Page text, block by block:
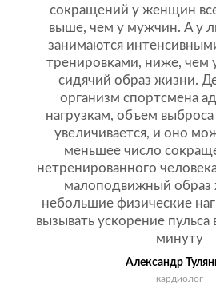
сокращений у женщин
выше, чем у мужчин. А у
занимаются
тренировками, ниже, чем
сидячий образ жизни.
организм спортсмена
нагрузкам, объем
увеличивается, и оно
меньшее число
нетренированного
малоподвижный образ
небольшие физические
вызывать ускорение
минуту
Александр
кардиолог